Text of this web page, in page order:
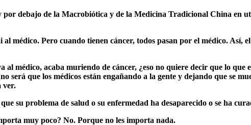
debajo de la Macrobiótica y de la Medicina Tradicional China en
médico. Pero cuando tienen cáncer, todos pasan por el médico. Así,
médico, acaba muriendo de cáncer, ¿eso no quiere decir que lo que
será que los médicos están engañando a la gente y dejando que se
ver.
su problema de salud o su enfermedad ha desaparecido o se ha
muy poco? No. Porque no les importa nada.